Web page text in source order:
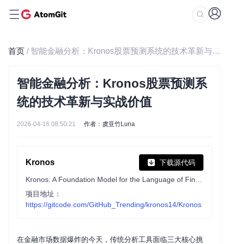
首页 / 智能金融分析：Kronos股票预测系统的技术革新与实战价值
智能金融分析：Kronos股票预测系
统的技术革新与实战价值
2026-04-16 08:50:21 作者：虞亚竹Luna
Kronos 下载源代码
项目地址：
https://gitcode.com/GitHub_Trending/kronos14/Kronos
在金融市场数据爆炸的今天，传统分析工具面临三大核心挑